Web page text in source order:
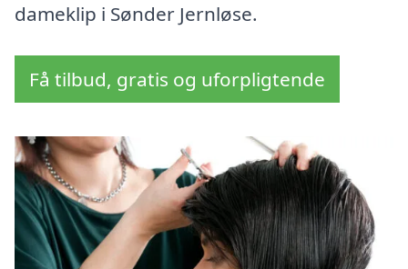
dameklip i Sønder Jernløse.
Få tilbud, gratis og uforpligtende